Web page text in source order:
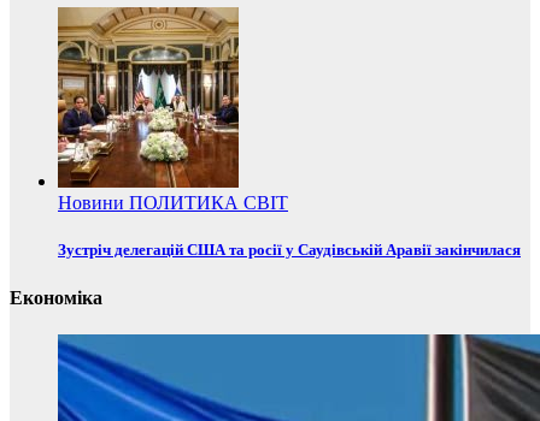
Новини ПОЛИТИКА СВІТ
Зустріч делегацій США та росії у Саудівській Аравії закінчилася
Економіка